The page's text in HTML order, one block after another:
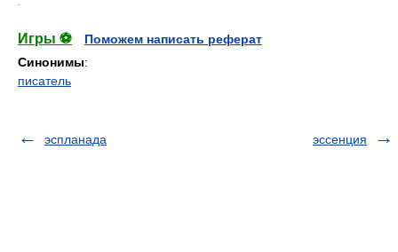
Игры ⚽
Поможем написать реферат
Синонимы:
писатель
эспланада эссенция